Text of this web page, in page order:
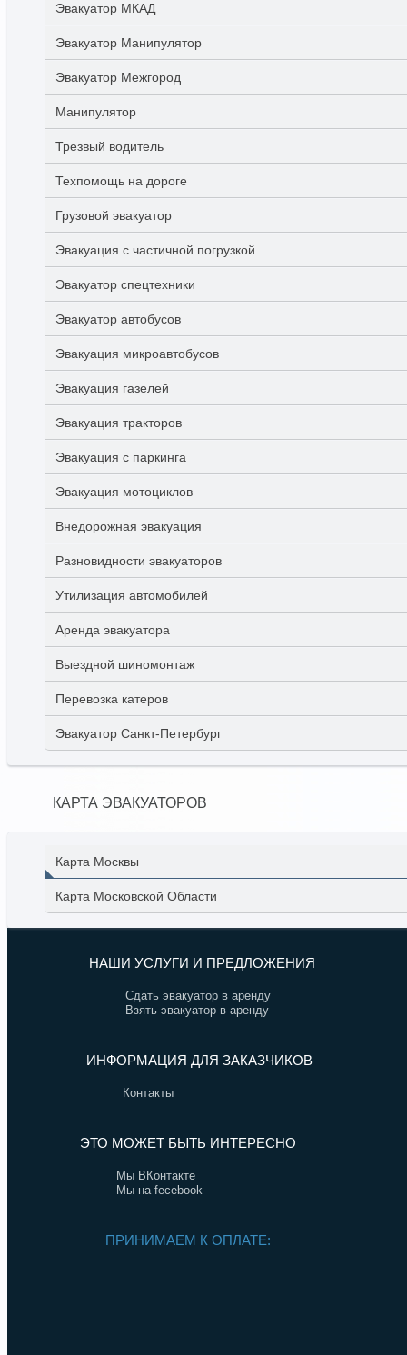
Эвакуатор МКАД
Эвакуатор Манипулятор
Эвакуатор Межгород
Манипулятор
Трезвый водитель
Техпомощь на дороге
Грузовой эвакуатор
Эвакуация с частичной погрузкой
Эвакуатор спецтехники
Эвакуатор автобусов
Эвакуация микроавтобусов
Эвакуация газелей
Эвакуация тракторов
Эвакуация с паркинга
Эвакуация мотоциклов
Внедорожная эвакуация
Разновидности эвакуаторов
Утилизация автомобилей
Аренда эвакуатора
Выездной шиномонтаж
Перевозка катеров
Эвакуатор Санкт-Петербург
КАРТА ЭВАКУАТОРОВ
Карта Москвы
Карта Московской Области
НАШИ УСЛУГИ И ПРЕДЛОЖЕНИЯ
Сдать эвакуатор в аренду
Взять эвакуатор в аренду
ИНФОРМАЦИЯ ДЛЯ ЗАКАЗЧИКОВ
Контакты
ЭТО МОЖЕТ БЫТЬ ИНТЕРЕСНО
Мы ВКонтакте
Мы на fecebook
ПРИНИМАЕМ К ОПЛАТЕ: